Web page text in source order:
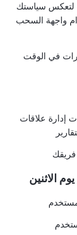
لتعكس سياستك
واجهة السحب
في الوقت
إدارة علاقات
فريقك
الاثنين